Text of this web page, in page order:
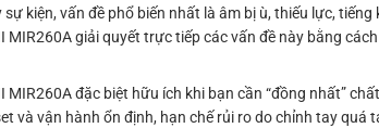
kiện, vấn đề phổ biến nhất là âm bị ù, thiếu lực,
MIR260A giải quyết trực tiếp các vấn đề này bằng
MIR260A đặc biệt hữu ích khi bạn cần “đồng nhất”
và vận hành ổn định, hạn chế rủi ro do chỉnh tay quá